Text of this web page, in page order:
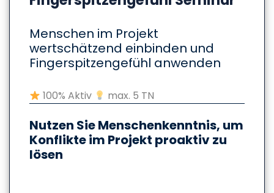
Menschen im Projekt
wertschätzend einbinden und
Fingerspitzengefühl anwenden
100% Aktiv max. 5 TN
Nutzen Sie Menschenkenntnis, um
Konflikte im Projekt proaktiv zu
lösen